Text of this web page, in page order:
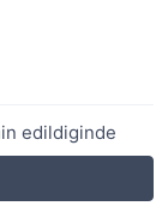
edildiginde